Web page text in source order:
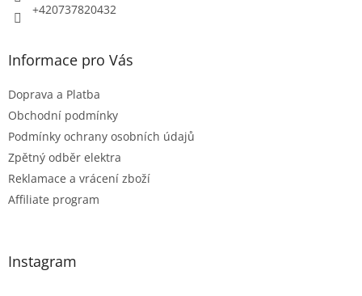
+420737820432
Informace pro Vás
Doprava a Platba
Obchodní podmínky
Podmínky ochrany osobních údajů
Zpětný odběr elektra
Reklamace a vrácení zboží
Affiliate program
Instagram